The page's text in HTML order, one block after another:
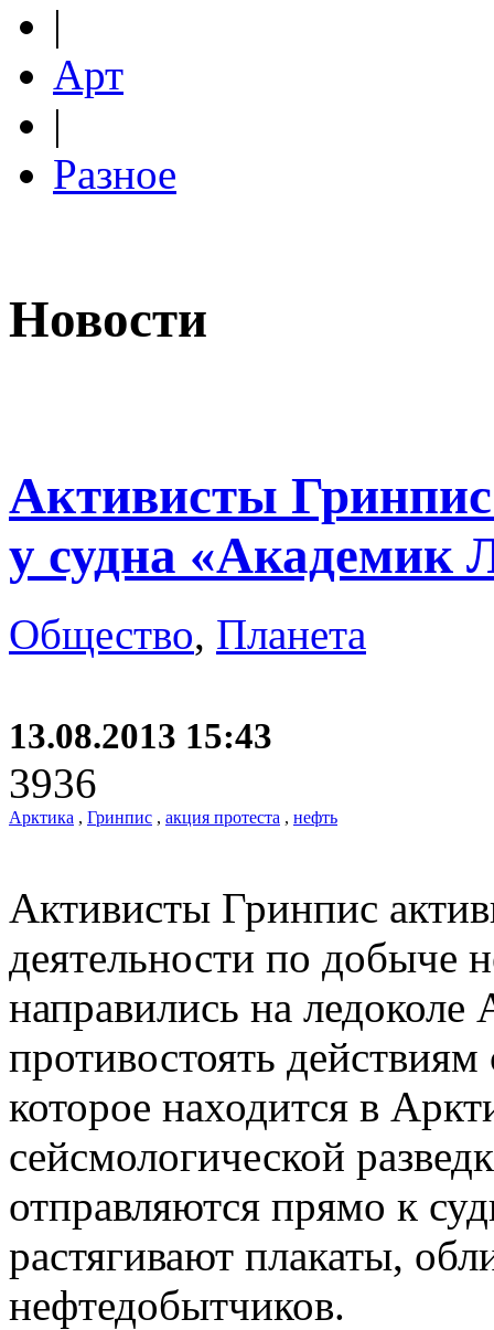
|
Арт
|
Разное
Новости
Активисты
у судна «Академик
Общество, Планета
13.08.2013 15:43
3936
Арктика , Гринпис , акция протеста , нефть
Активисты Гринпис
деятельности по добыче
направились на
противостоять
которое находится в
сейсмологической
отправляются прямо к
растягивают плакаты,
нефтедобытчиков.